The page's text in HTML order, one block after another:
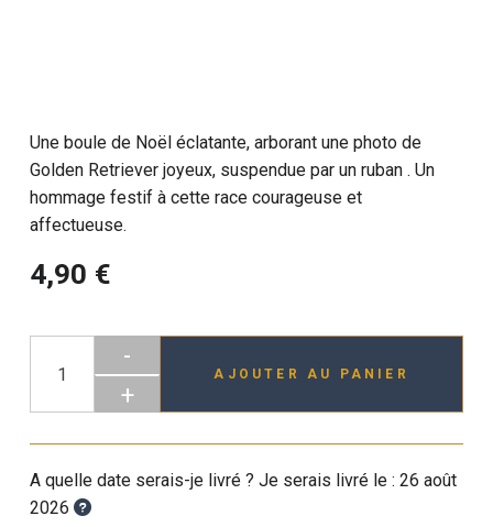
Une boule de Noël éclatante, arborant une photo de
Golden Retriever joyeux, suspendue par un ruban . Un
hommage festif à cette race courageuse et
affectueuse.
4,90 €
-
+
AJOUTER AU PANIER
A quelle date serais-je livré ? Je serais livré le :26 août
2026